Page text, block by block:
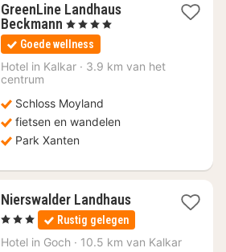
GreenLine Landhaus
Beckmann 1
nacht
vanaf
€
, 4 Sterren
Goede wellness
Hotel in Kalkar · 3.9 km van het
centrum
Schloss Moyland
fietsen en wandelen
Park Xanten
Nierswalder Landhaus1
nacht
vanaf
€
, 3 Sterren Rustig gelegen
Hotel in Goch · 10.5 km van Kalkar